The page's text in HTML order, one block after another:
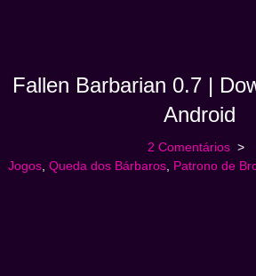
Fallen Barbarian 0.7 |
Android
2 Comentários
Jogos Queda dos Bárbaros Patrono de